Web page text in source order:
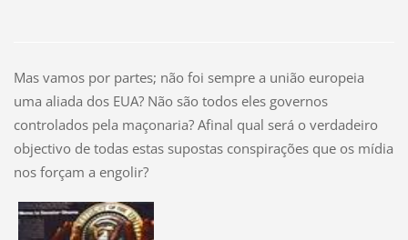
Mas vamos por partes; não foi sempre a união europeia
uma aliada dos EUA? Não são todos eles governos
controlados pela maçonaria? Afinal qual será o verdadeiro
objectivo de todas estas supostas conspirações que os mídia
nos forçam a engolir?